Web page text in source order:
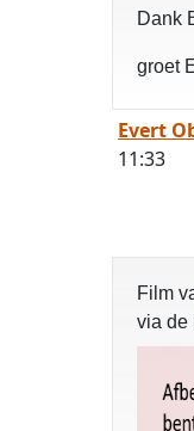
Dank
groet
Evert
11:33
Film
via de